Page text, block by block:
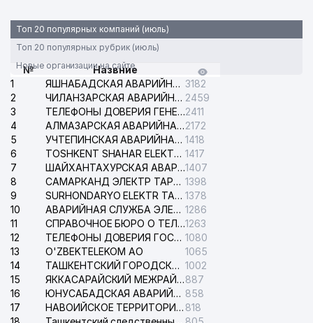
Топ 20 популярных компаний (июль)
Топ 20 популярных рубрик (июль)
Новые организации на сайте
№
Назвние
1
ЯШНАБАДСКАЯ АВАРИЙНАЯ СЛУЖБА ЭЛЕКТРОСЕТИ 3182
2
ЧИЛАНЗАРСКАЯ АВАРИЙНАЯ СЛУЖБА ЭЛЕКТРОСЕТИ 2459
3
ТЕЛЕФОНЫ ДОВЕРИЯ ГЕНЕРАЛЬНОЙ ПРОКУРАТУРЫ РЕСПУБЛИКИ УЗБЕКИСТАН2411
4
АЛМАЗАРСКАЯ АВАРИЙНАЯ СЛУЖБА ЭЛЕКТРОСЕТИ2172
5
УЧТЕПИНСКАЯ АВАРИЙНАЯ СЛУЖБА ЭЛЕКТРОСЕТИ 1418
6
TOSHKENT SHAHAR ELEKTR TARMOQLARI KORXONASI АО 1417
7
ШАЙХАНТАХУРСКАЯ АВАРИЙНАЯ СЛУЖБА ЭЛЕКТРОСЕТИ1407
8
САМАРКАНД ЭЛЕКТР ТАРМОКЛАРИ АО 1398
9
SURHONDARYO ELEKTR TARMOKLARI АО 1378
10
АВАРИЙНАЯ СЛУЖБА ЭЛЕКТРОСЕТИ ТАШКЕНТСКОГО РАЙОНА 1286
11
СПРАВОЧНОЕ БЮРО О ТЕЛЕФОНАХ ОРГАНИЗАЦИЙ г. ТАШКЕНТА1263
12
ТЕЛЕФОНЫ ДОВЕРИЯ ГОСУДАРСТВЕННОГО ЦЕНТРА ТЕСТИРОВАНИЯ 1080
13
O'ZBEKTELEKOM АО
1065
14
ТАШКЕНТСКИЙ ГОРОДСКОЙ СУД ПО ГРАЖДАНСКИМ ДЕЛАМ 1002
15
ЯККАСАРАЙСКИЙ МЕЖРАЙОННЫЙ СУД ПО ГРАЖДАНСКИМ ДЕЛАМ887
16
ЮНУСАБАДСКАЯ АВАРИЙНАЯ СЛУЖБА ЭЛЕКТРОСЕТИ 858
17
НАВОИЙСКОЕ ТЕРРИТОРИАЛЬНОЕ ПРЕДПРИЯТИЕ ЭЛЕКТРОСЕТИ АО 818